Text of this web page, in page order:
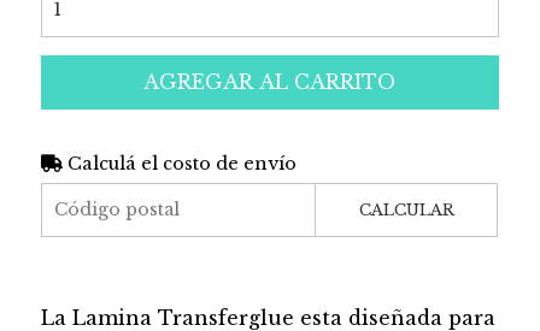
AGREGAR AL CARRITO
Calculá el costo de envío
CALCULAR
La Lamina Transferglue esta diseñada para